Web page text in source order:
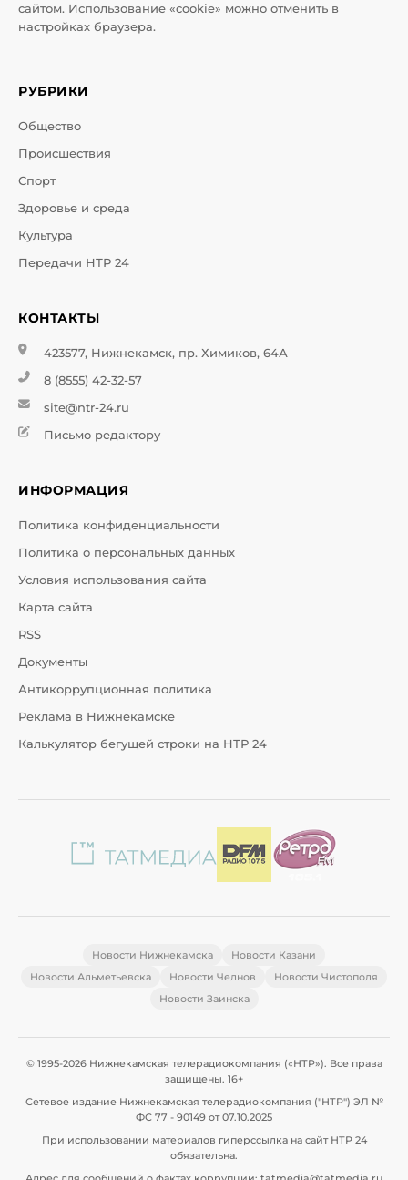
сайтом. Использование «cookie» можно отменить в
настройках браузера.
РУБРИКИ
Общество
Происшествия
Спорт
Здоровье и среда
Культура
Передачи НТР 24
КОНТАКТЫ
423577, Нижнекамск, пр. Химиков, 64А
8 (8555) 42-32-57
site@ntr-24.ru
Письмо редактору
ИНФОРМАЦИЯ
Политика конфиденциальности
Политика о персональных данных
Условия использования сайта
Карта сайта
RSS
Документы
Антикоррупционная политика
Реклама в Нижнекамске
Калькулятор бегущей строки на НТР 24
Новости Нижнекамска
Новости Казани
Новости Альметьевска
Новости Челнов
Новости Чистополя
Новости Заинска
© 1995-2026 Нижнекамская телерадиокомпания («НТР»). Все права
защищены. 16+
Сетевое издание Нижнекамская телерадиокомпания ("НТР") ЭЛ №
ФС 77 - 90149 от 07.10.2025
При использовании материалов гиперссылка на сайт НТР 24
обязательна.